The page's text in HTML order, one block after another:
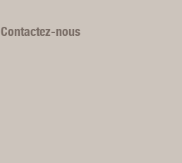
Contactez-nous